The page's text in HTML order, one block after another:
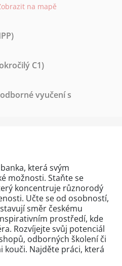
na mapě
C1)
vyučení s
která svým
možnosti. Staňte se
koncentruje různorodý
Učte se od osobností,
směr českému
prostředí, kde
Rozvíjejte svůj potenciál
odborných školení či
kouči. Najděte práci, která